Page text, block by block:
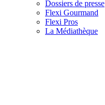
Dossiers de presse
Flexi Gourmand
Flexi Pros
La Médiathèque